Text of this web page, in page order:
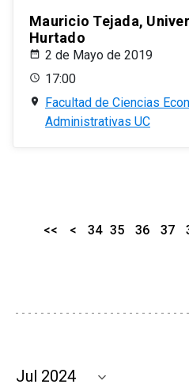
Mauricio Tejada,
Hurtado
2 de Mayo de 2019
17:00
Facultad de Ciencias
Administrativas UC
<< < 34 35 36 37